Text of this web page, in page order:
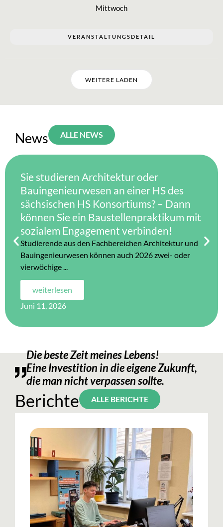
Mittwoch
VERANSTALTUNGSDETAIL
WEITERE LADEN
News ALLE NEWS
Sie studieren Architektur oder
Bauingenieurwesen an einer HS des
sächsischen HS Konsortiums? – Dann
können Sie ein Baustellenpraktikum mit
sozialem Engagement verbinden!
Studierende aus den Fachbereichen Architektur und
Bauingenieurwesen können auch 2026 zwei- oder
vierwöchige ...
weiterlesen
Juni 11, 2026
Die beste Zeit meines Lebens!
Eine Investition in die eigene Zukunft,
die man nicht verpassen sollte.
Berichte ALLE BERICHTE